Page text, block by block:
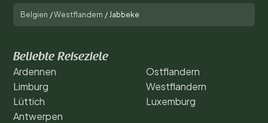
Belgien /Westflandern / Jabbeke
Beliebte Reiseziele
Ardennen
Limburg
Lüttich
Antwerpen
Ostflandern
Westflandern
Luxemburg